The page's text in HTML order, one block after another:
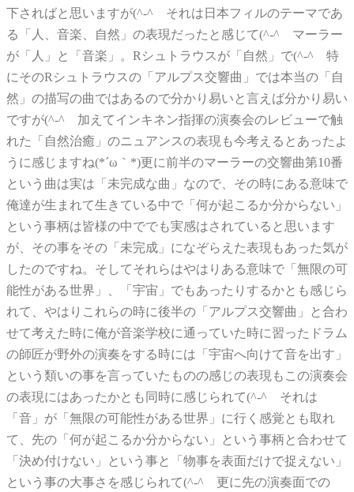
下さればと思いますが(^-^ゞそれは日本フィルのテーマであ
る「人、音楽、自然」の表現だったと感じて(^-^ゞマーラー
が「人」と「音楽」。Rシュトラウスが「自然」で(^-^ゞ特
にそのRシュトラウスの「アルプス交響曲」では本当の「自
然」の描写の曲ではあるので分かり易いと言えば分かり易い
ですが(^-^ゞ加えてインキネン指揮の演奏会のレビューで触
れた「自然治癒」のニュアンスの表現も今考えるとあったよ
うに感じますね(*´ω｀*)更に前半のマーラーの交響曲第10番
という曲は実は「未完成な曲」なので、その時にある意味で
俺達が生まれて生きている中で「何が起こるか分からない」
という事柄は皆様の中ででも実感はされていると思います
が、その事をその「未完成」になぞらえた表現もあった気が
したのですね。そしてそれらはやはりある意味で「無限の可
能性がある世界」、「宇宙」でもあったりするかとも感じら
れて、やはりこれらの時に後半の「アルプス交響曲」と合わ
せて考えた時に俺が音楽学校に通っていた時に習ったドラム
の師匠が野外の演奏をする時には「宇宙へ向けて音を出す」
という類いの事を言っていたものの感じの表現もこの演奏会
の表現にはあったかとも同時に感じられて(^-^ゞそれは
「音」が「無限の可能性がある世界」に行く感覚とも取れ
て、先の「何が起こるか分からない」という事柄と合わせて
「決め付けない」という事と「物事を表面だけで捉えない」
という事の大事さを感じられて(^-^ゞ更に先の演奏面での